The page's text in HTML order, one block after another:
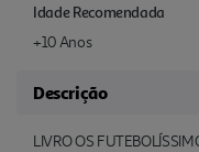
Idade Recomendada
+10 Anos
Descrição
LIVRO OS